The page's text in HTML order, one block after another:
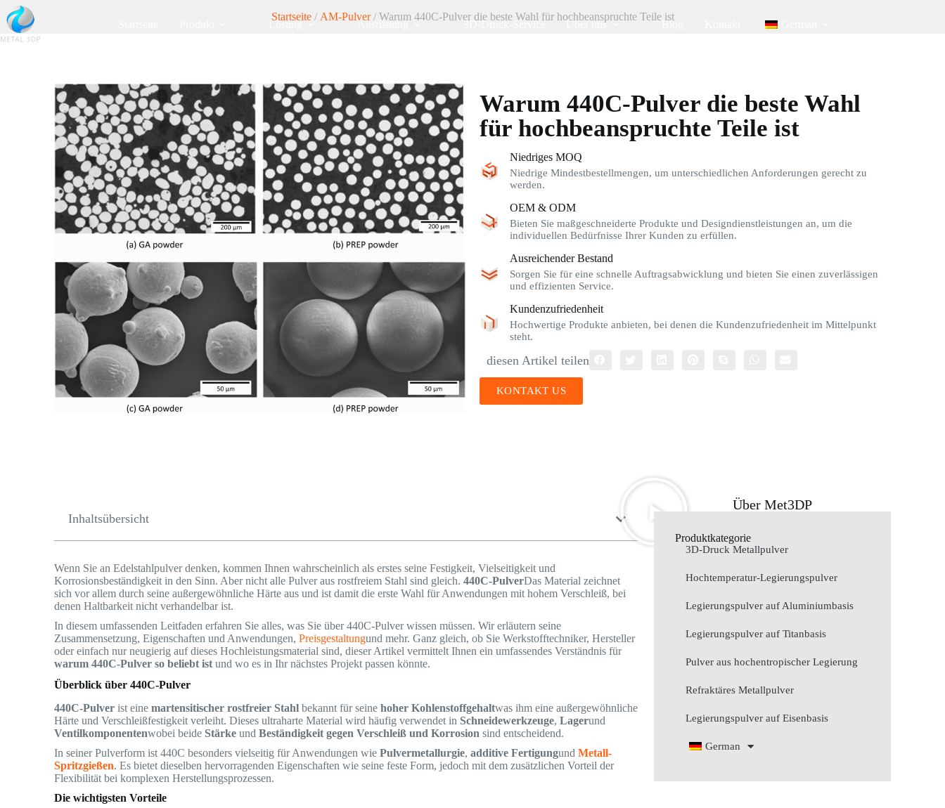
Lösung Ausrüstung 3D-Druck-Service Über uns Blog
Startseite/ AM-Pulver/ Warum 440C-Pulver die beste Wahl für hochbeanspruchte Teile ist
Warum 440C-Pulver die beste Wahl
für hochbeanspruchte Teile ist
Niedriges MOQ
Niedrige Mindestbestellmengen, um unterschiedlichen Anforderungen gerecht zu
werden.
OEM & ODM
Bieten Sie maßgeschneiderte Produkte und Designdienstleistungen an, um die
individuellen Bedürfnisse Ihrer Kunden zu erfüllen.
Ausreichender Bestand
Sorgen Sie für eine schnelle Auftragsabwicklung und bieten Sie einen zuverlässigen
und effizienten Service.
Kundenzufriedenheit
Hochwertige Produkte anbieten, bei denen die Kundenzufriedenheit im Mittelpunkt
steht.
diesen Artikel teilen
KONTAKT US
Inhaltsübersicht
Wenn Sie an Edelstahlpulver denken, kommen Ihnen wahrscheinlich als erstes seine Festigkeit, Vielseitigkeit und
Korrosionsbeständigkeit in den Sinn. Aber nicht alle Pulver aus rostfreiem Stahl sind gleich.440C-PulverDas Material zeichnet
sich vor allem durch seine außergewöhnliche Härte aus und ist damit die erste Wahl für Anwendungen mit hohem Verschleiß, bei
denen Haltbarkeit nicht verhandelbar ist.
In diesem umfassenden Leitfaden erfahren Sie alles, was Sie über 440C-Pulver wissen müssen. Wir erläutern seine
Zusammensetzung, Eigenschaften und Anwendungen,Preisgestaltungund mehr. Ganz gleich, ob Sie Werkstofftechniker, Hersteller
oder einfach nur neugierig auf dieses Hochleistungsmaterial sind, dieser Artikel vermittelt Ihnen ein umfassendes Verständnis für
warum 440C-Pulver so beliebt ist und wo es in Ihr nächstes Projekt passen könnte.
Überblick über 440C-Pulver
440C-Pulver ist einemartensitischer rostfreier Stahl bekannt für seinehoher Kohlenstoffgehaltwas ihm eine außergewöhnliche
Härte und Verschleißfestigkeit verleiht. Dieses ultraharte Material wird häufig verwendet in Schneidewerkzeuge,Lagerund
Ventilkomponentenwobei beide Stärke undBeständigkeit gegen Verschleiß und Korrosion sind entscheidend.
In seiner Pulverform ist 440C besonders vielseitig für Anwendungen wiePulvermetallurgie,additive Fertigungund Metall-
Spritzgießen. Es bietet dieselben hervorragenden Eigenschaften wie seine feste Form, jedoch mit dem zusätzlichen Vorteil der
Flexibilität bei komplexen Herstellungsprozessen.
Die wichtigsten Vorteile
Über Met3DP
Produktkategorie
3D-Druck Metallpulver
Hochtemperatur-Legierungspulver
Legierungspulver auf Aluminiumbasis
Legierungspulver auf Titanbasis
Pulver aus hochentropischer Legierung
Refraktäres Metallpulver
Legierungspulver auf Eisenbasis
German